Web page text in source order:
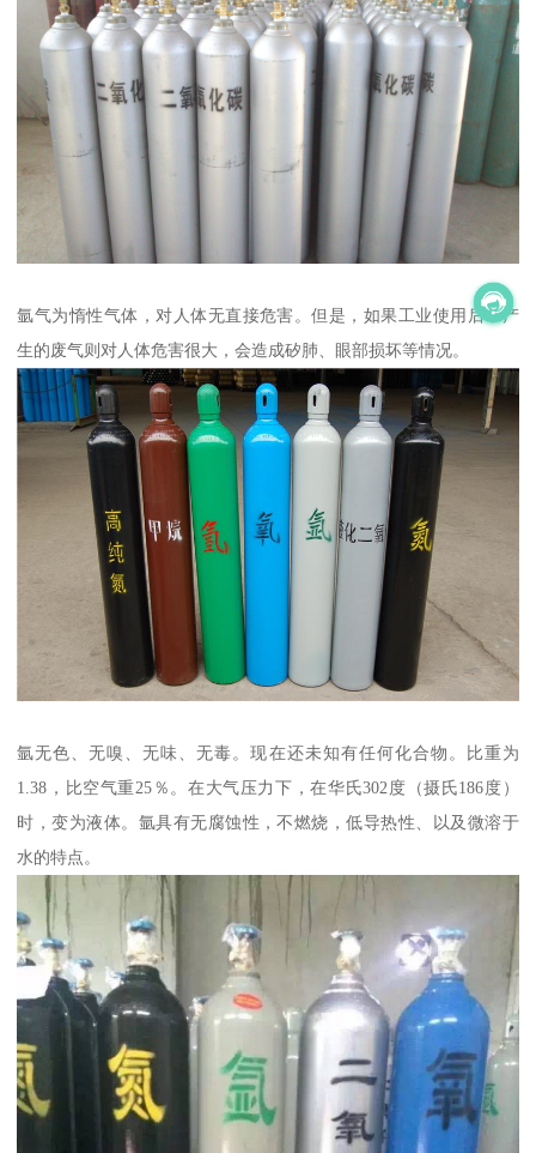
氩气为惰性气体，对人体无直接危害。但是，如果工业使用后，产
生的废气则对人体危害很大，会造成矽肺、眼部损坏等情况。
氩无色、无嗅、无味、无毒。现在还未知有任何化合物。比重为
1.38，比空气重25％。在大气压力下，在华氏302度（摄氏186度）
时，变为液体。氩具有无腐蚀性，不燃烧，低导热性、以及微溶于
水的特点。